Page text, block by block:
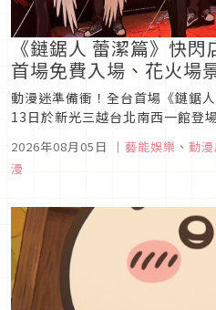
《鏈鋸人 蕾潔篇》快
首場免費入場、花火場
動漫迷準備衝！全台首場《鏈鋸
13日於新光三越台北南西一館登
彩內容。
2026年08月05日 ｜ 藝能娛樂 、 動
漫